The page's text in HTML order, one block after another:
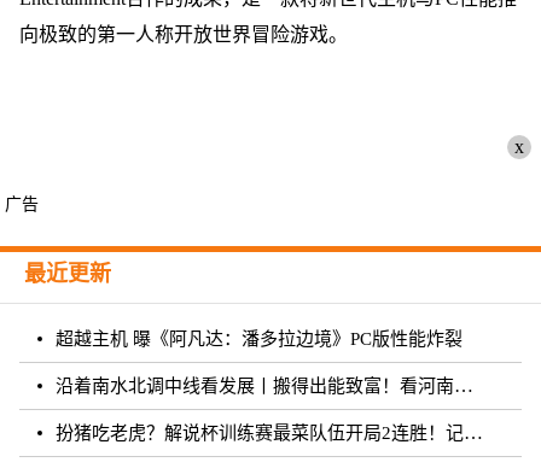
向极致的第一人称开放世界冒险游戏。
x
广告
最近更新
超越主机 曝《阿凡达：潘多拉边境》PC版性能炸裂
沿着南水北调中线看发展丨搬得出能致富！看河南各地“移民村”如何变身“宜民村”
扮猪吃老虎？解说杯训练赛最菜队伍开局2连胜！记得躺枪